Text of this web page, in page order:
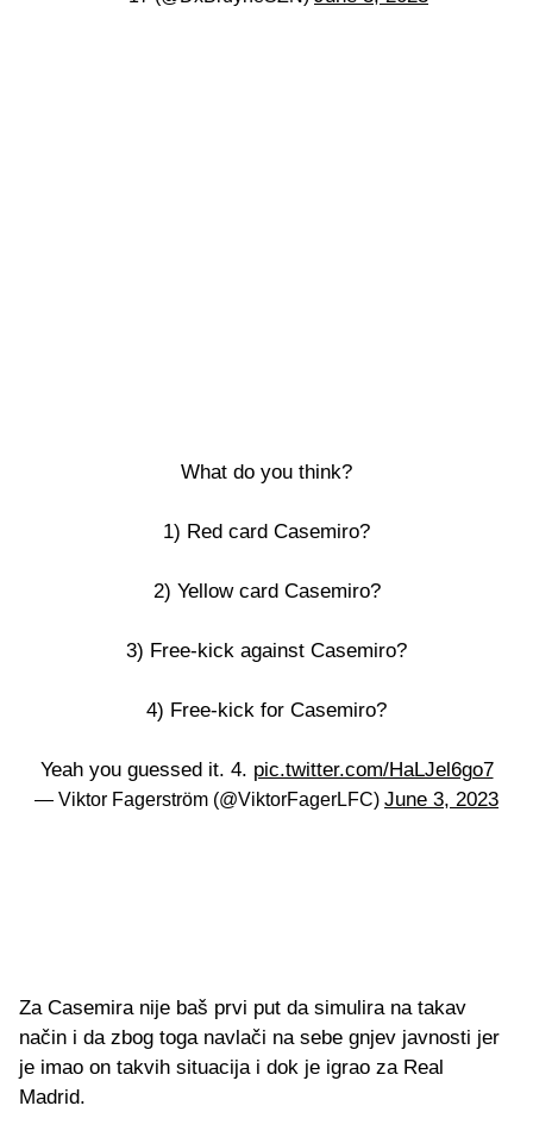
What do you think?
1) Red card Casemiro?
2) Yellow card Casemiro?
3) Free-kick against Casemiro?
4) Free-kick for Casemiro?
Yeah you guessed it. 4. pic.twitter.com/HaLJel6go7
— Viktor Fagerström (@ViktorFagerLFC) June 3, 2023
Za Casemira nije baš prvi put da simulira na takav
način i da zbog toga navlači na sebe gnjev javnosti jer
je imao on takvih situacija i dok je igrao za Real
Madrid.